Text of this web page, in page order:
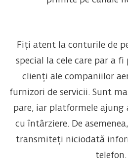
Fiți atent la conturile de
special la cele care par a
clienți ale companiilor
furnizori de servicii. Sunt
pare, iar platformele ajung
cu întârziere. De
transmiteți niciodată
telefon.